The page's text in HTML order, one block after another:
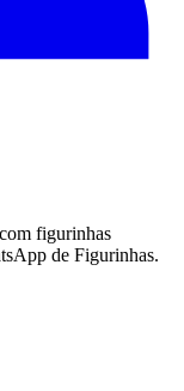
figurinhas
de Figurinhas.